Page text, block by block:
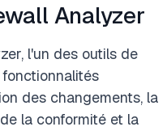
Analyzer
l'un des outils de
des changements, la
la conformité et la